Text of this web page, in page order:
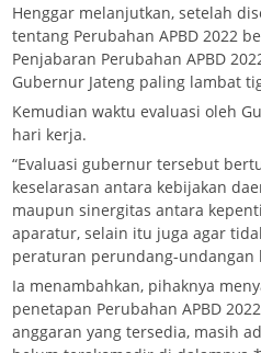
Henggar melanjutkan, setelah
tentang Perubahan APBD 2022
Penjabaran Perubahan APBD
Gubernur Jateng paling lambat
Kemudian waktu evaluasi oleh
hari kerja.
“Evaluasi gubernur tersebut
keselarasan antara kebijakan
maupun sinergitas antara
aparatur, selain itu juga agar
peraturan perundang-undangan
Ia menambahkan, pihaknya
penetapan Perubahan APBD
anggaran yang tersedia, masih